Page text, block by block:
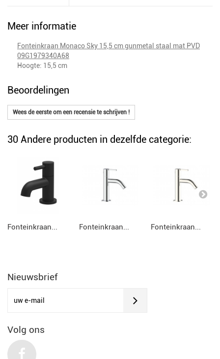
Meer informatie
Fonteinkraan Monaco Sky 15,5 cm gunmetal staal mat PVD
09G1979340A68
Hoogte: 15,5 cm
Beoordelingen
Wees de eerste om een recensie te schrijven !
30 Andere producten in dezelfde categorie:
Fonteinkraan... Fonteinkraan... Fonteinkraan...
Nieuwsbrief
Volg ons